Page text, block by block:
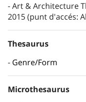
Art & Architecture
2015 (punt d'accés:
Thesaurus
Genre/Form
Microthesaurus